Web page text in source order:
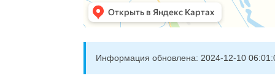
Информация обновлена: 2024-12-10